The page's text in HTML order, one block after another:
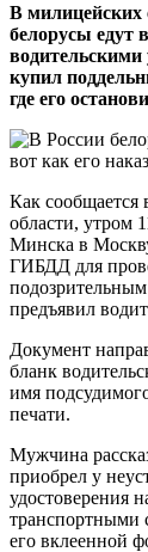
В милицейских
белорусы едут
водительскими
купил
где его
Как сообщается
области, утром
Минска в
ГИБДД для
подозрительным
предъявил
Документ
бланк
имя
печати.
Мужчина
приобрел у
удостоверения
транспортными
его вклеенной